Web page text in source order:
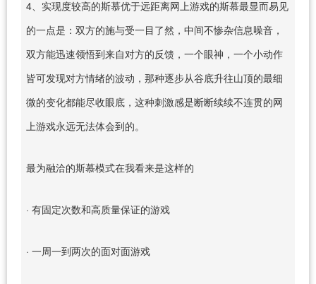
4、实现度较高的斯慕优于远距离网上游戏的斯慕最显而易见
的一点是：双方的施与受一目了然，中间不惨杂信息噪音，
双方能迅速领悟到来自对方的反馈，一个眼神，一个小动作
皆可发现对方情绪的波动，那种逐步从谷底升往山顶的最细
微的变化都能尽收眼底，这种刺激感是断断续续不连贯的网
上游戏永远无法体会到的。
最为融洽的斯慕模式在我看来是这样的
· 有固定次数和高质量保证的游戏
· 一周一到两次的面对面游戏